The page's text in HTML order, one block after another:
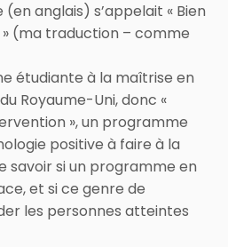
anglais) s’appelait « Bien
» (ma traduction – comme
étudiante à la maîtrise en
Royaume-Uni, donc «
», un programme
positive à faire à la
savoir si un programme en
et si ce genre de
les personnes atteintes